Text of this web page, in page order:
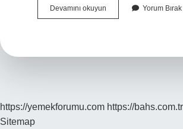
Devamını okuyun
Ağzı
Yorum Bırak
https://yemekforumu.com https://bahs.com.tr
Sitemap